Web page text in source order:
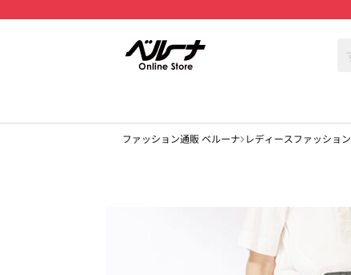
ファッション通販 ベルーナ レディースファッション